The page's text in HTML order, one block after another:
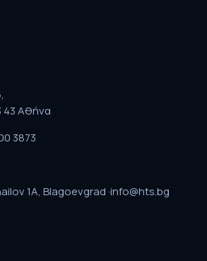
43 Αθήνα
3873
1A, Blagoevgrad ·info@hts.bg